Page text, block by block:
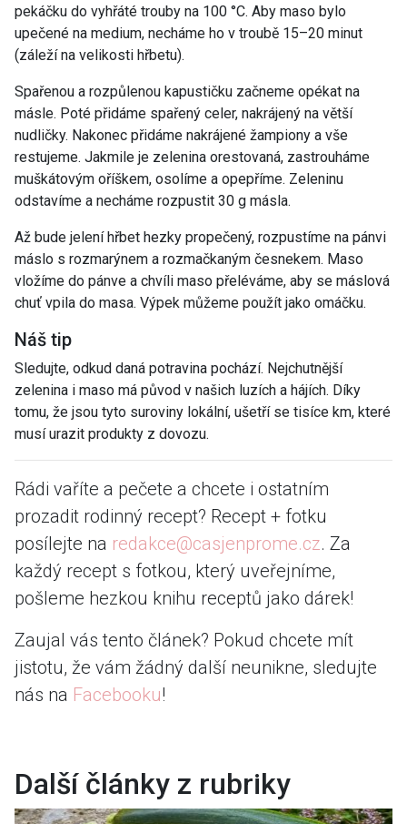
pekáčku do vyhřáté trouby na 100 °C. Aby maso bylo
upečené na medium, necháme ho v troubě 15–20 minut
(záleží na velikosti hřbetu).
Spařenou a rozpůlenou kapustičku začneme opékat na
másle. Poté přidáme spařený celer, nakrájený na větší
nudličky. Nakonec přidáme nakrájené žampiony a vše
restujeme. Jakmile je zelenina orestovaná, zastrouháme
muškátovým oříškem, osolíme a opepříme. Zeleninu
odstavíme a necháme rozpustit 30 g másla.
Až bude jelení hřbet hezky propečený, rozpustíme na pánvi
máslo s rozmarýnem a rozmačkaným česnekem. Maso
vložíme do pánve a chvíli maso přeléváme, aby se máslová
chuť vpila do masa. Výpek můžeme použít jako omáčku.
Náš tip
Sledujte, odkud daná potravina pochází. Nejchutnější
zelenina i maso má původ v našich luzích a hájích. Díky
tomu, že jsou tyto suroviny lokální, ušetří se tisíce km, které
musí urazit produkty z dovozu.
Rádi vaříte a pečete a chcete i ostatním
prozadit rodinný recept? Recept + fotku
posílejte na redakce@casjenprome.cz. Za
každý recept s fotkou, který uveřejníme,
pošleme hezkou knihu receptů jako dárek!
Zaujal vás tento článek? Pokud chcete mít
jistotu, že vám žádný další neunikne, sledujte
nás na Facebooku!
Další články z rubriky